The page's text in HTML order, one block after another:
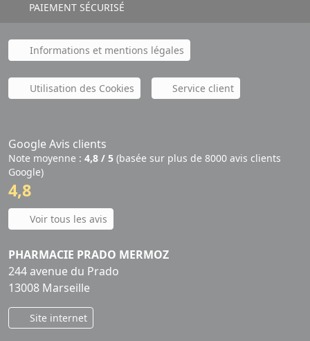
PAIEMENT SÉCURISÉ
Informations et mentions légales
Utilisation des Cookies Service client
Google Avis clients
Note moyenne : 4,8 / 5 (basée sur plus de 8000 avis clients
Google)
4,8
Voir tous les avis
PHARMACIE PRADO MERMOZ
244 avenue du Prado
13008 Marseille
Site internet